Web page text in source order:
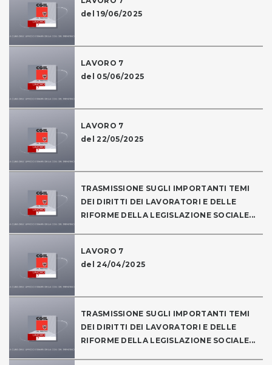
del 19/06/2025
LAVORO 7
del 05/06/2025
LAVORO 7
del 22/05/2025
TRASMISSIONE SUGLI IMPORTANTI TEMI
DEI DIRITTI DEI LAVORATORI E DELLE
RIFORME DELLA LEGISLAZIONE SOCIALE...
LAVORO 7
del 24/04/2025
TRASMISSIONE SUGLI IMPORTANTI TEMI
DEI DIRITTI DEI LAVORATORI E DELLE
RIFORME DELLA LEGISLAZIONE SOCIALE...